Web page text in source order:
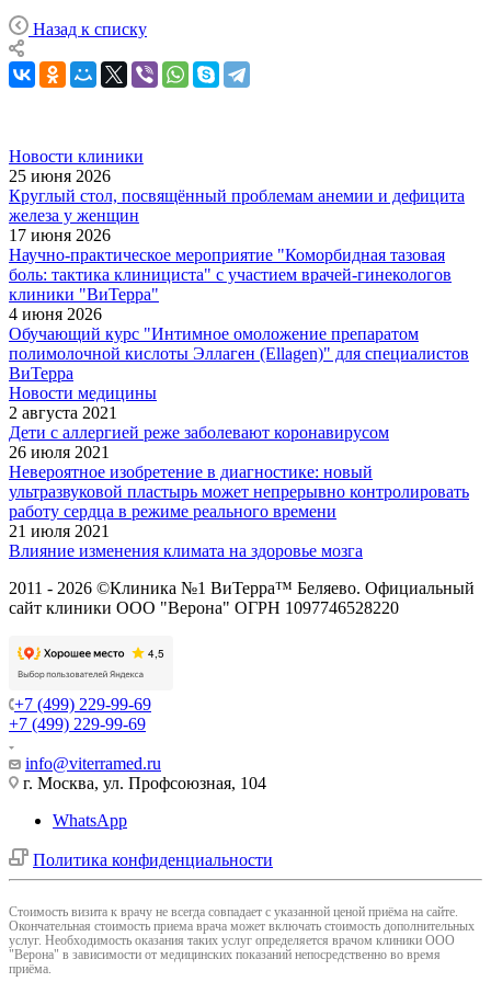
Назад к списку
Новости клиники
25 июня 2026
Круглый стол, посвящённый проблемам анемии и дефицита
железа у женщин
17 июня 2026
Научно-практическое мероприятие "Коморбидная тазовая
боль: тактика клинициста" с участием врачей-гинекологов
клиники "ВиТерра"
4 июня 2026
Обучающий курс "Интимное омоложение препаратом
полимолочной кислоты Эллаген (Ellagen)" для специалистов
ВиТерра
Новости медицины
2 августа 2021
Дети с аллергией реже заболевают коронавирусом
26 июля 2021
Невероятное изобретение в диагностике: новый
ультразвуковой пластырь может непрерывно контролировать
работу сердца в режиме реального времени
21 июля 2021
Влияние изменения климата на здоровье мозга
2011 - 2026 ©Клиника №1 ВиТерра™ Беляево. Официальный
сайт клиники ООО "Верона" ОГРН 1097746528220
+7 (499) 229-99-69
+7 (499) 229-99-69
info@viterramed.ru
г. Москва, ул. Профсоюзная, 104
WhatsApp
Политика конфиденциальности
Cтоимость визита к врачу не всегда совпадает с указанной ценой приёма на сайте.
Окончательная стоимость приема врача может включать стоимость дополнительных
услуг. Необходимость оказания таких услуг определяется врачом клиники ООО
"Верона" в зависимости от медицинских показаний непосредственно во время
приёма.